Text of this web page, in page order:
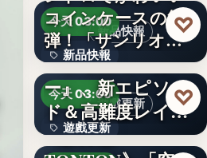
47
新品快報
今天 03:00
新品快報
400
コインケースの第2
弾！「サンリオキ
ャラク…
♡
遊戲更新
今天 03:00
遊戲更新
『ソウルワーカ
ー』、新エピソー
ド＆高難度レイド
を実装！新…
♡
《豚丼屋